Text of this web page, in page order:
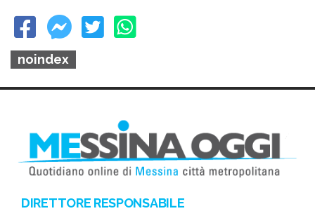
noindex
DIRETTORE RESPONSABILE